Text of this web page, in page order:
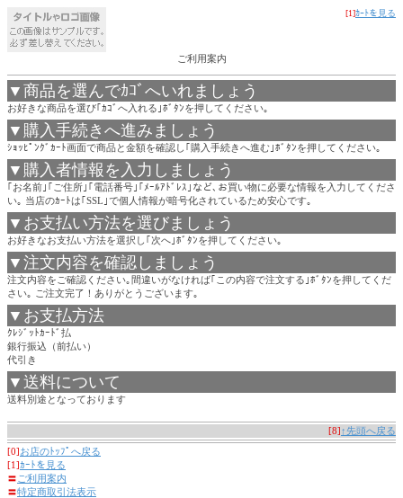
[1]ｶｰﾄを見る
ご利用案内
▼商品を選んでｶｺﾞへいれましょう
お好きな商品を選び｢ｶｺﾞへ入れる｣ﾎﾞﾀﾝを押してください｡
▼購入手続きへ進みましょう
ｼｮｯﾋﾟﾝｸﾞｶｰﾄ画面で商品と金額を確認し｢購入手続きへ進む｣ﾎﾞﾀﾝを押してください｡
▼購入者情報を入力しましょう
｢お名前｣｢ご住所｣｢電話番号｣｢ﾒｰﾙｱﾄﾞﾚｽ｣など､お買い物に必要な情報を入力してくださ
い｡ 当店のｶｰﾄは｢SSL｣で個人情報が暗号化されているため安心です｡
▼お支払い方法を選びましょう
お好きなお支払い方法を選択し｢次へ｣ﾎﾞﾀﾝを押してください｡
▼注文内容を確認しましょう
注文内容をご確認ください｡間違いがなければ｢この内容で注文する｣ﾎﾞﾀﾝを押してくだ
さい｡ ご注文完了！ありがとうございます｡
▼お支払方法
ｸﾚｼﾞｯﾄｶｰﾄﾞ払
銀行振込（前払い）
代引き
▼送料について
送料別途となっております
[8]↑先頭へ戻る
[0]お店のﾄｯﾌﾟへ戻る
[1]ｶｰﾄを見る
〓 ご利用案内
〓特定商取引法表示